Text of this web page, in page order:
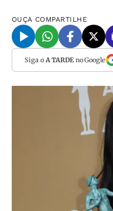
OUÇA COMPARTILHE
Siga o A TARDEno Google